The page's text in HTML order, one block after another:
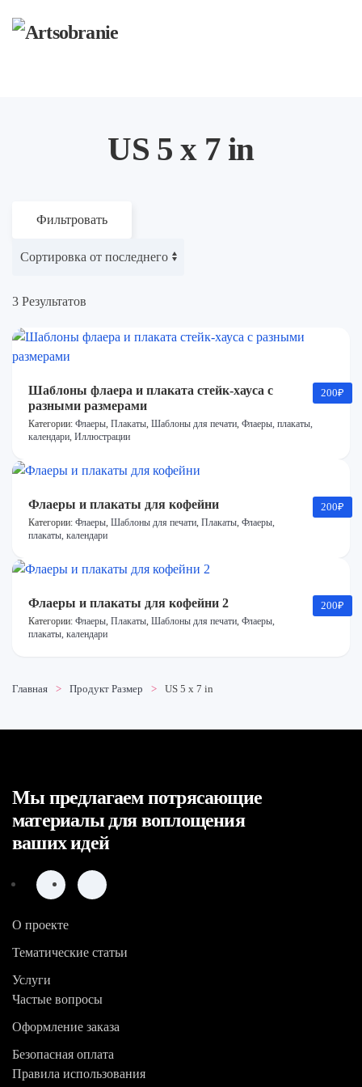
US 5 x 7 in
Фильтровать
3 Результатов
200₽
Шаблоны флаера и плаката стейк-хауса с
разными размерами
Категории: Флаеры, Плакаты, Шаблоны для печати, Флаеры, плакаты,
календари, Иллюстрации
200₽
Флаеры и плакаты для кофейни
Категории: Флаеры, Шаблоны для печати, Плакаты, Флаеры,
плакаты, календари
200₽
Флаеры и плакаты для кофейни 2
Категории: Флаеры, Плакаты, Шаблоны для печати, Флаеры,
плакаты, календари
Главная Продукт Размер US 5 x 7 in
Мы предлагаем потрясающие
материалы для воплощения
ваших идей
О проекте
Тематические статьи
Услуги
Частые вопросы
Оформление заказа
Безопасная оплата
Правила использования